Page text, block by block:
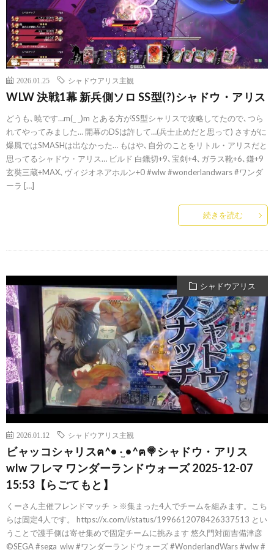
2026.01.25 シャドウアリス主観
WLW 決戦1幕 新兵側ソロ SS型(?)シャドウ・アリス
どうも､暁です…m(_ _)m とある方がSS型シャリスで攻略してたので､つら
れてやってみました… 開幕のDSは許して…(兵士止めだと思って) さすがに
爆風ではSMASHは出なかった… もはや､自分のことをリトル・アリスだと
思ってるシャドウ・アリス… ビルド 白鑞切+9､宝剣+4､ガラス靴+6､鎌+9
玄奘三蔵+MAX､ヴィジオネアホルン+0 #wlw #wonderlandwars #ワンダ
ーラ […]
続きを読む
シャドウアリス
2026.01.12 シャドウアリス主観
ビャッコシャリスฅ^• ·̫ •^ฅ🍭シャドウ・アリス
wlw フレマ ワンダーランドウォーズ 2025-12-07
15:53【らごてもと】
くーさん主催フレンドマッチ ＞※集まった4人でチームを組みます。こち
らは固定4人です。 https://x.com/i/status/1996612078426337513 とい
うことで護手側は寄せ集めで固定チームに挑みます 悠久門対面吉備津彦
©SEGA #sega_wlw #ワンダーランドウォーズ #WonderlandWars #wlw #